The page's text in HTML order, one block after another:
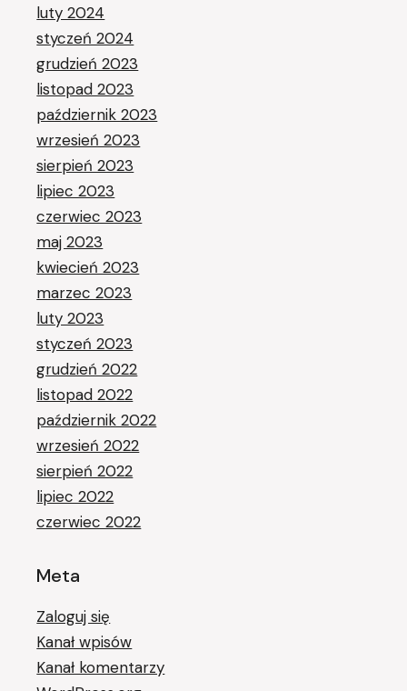
luty 2024
styczeń 2024
grudzień 2023
listopad 2023
październik 2023
wrzesień 2023
sierpień 2023
lipiec 2023
czerwiec 2023
maj 2023
kwiecień 2023
marzec 2023
luty 2023
styczeń 2023
grudzień 2022
listopad 2022
październik 2022
wrzesień 2022
sierpień 2022
lipiec 2022
czerwiec 2022
Meta
Zaloguj się
Kanał wpisów
Kanał komentarzy